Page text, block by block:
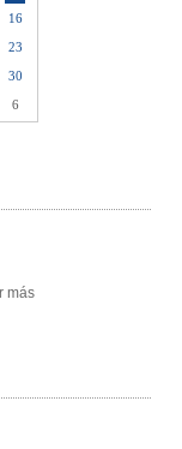
16
23
30
6
más